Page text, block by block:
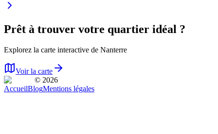
Prêt à trouver votre quartier idéal ?
Explorez la carte interactive de Nanterre
Voir la carte
© 2026
AccueilBlogMentions légales